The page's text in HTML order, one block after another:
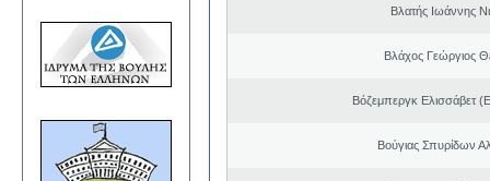
Βλατής Ιωάννης
Βλάχος Γεώργιος
Βόζεμπεργκ Ελισσάβετ
Βούγιας Σπυρίδων